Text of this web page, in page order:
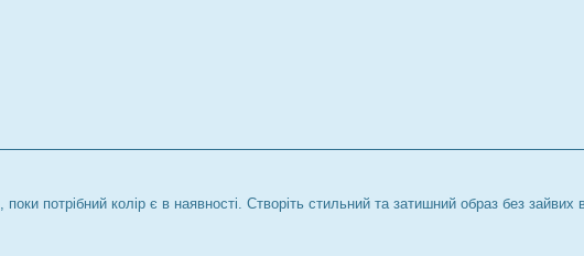
, поки потрібний колір є в наявності. Створіть стильний та затишний образ без зайвих